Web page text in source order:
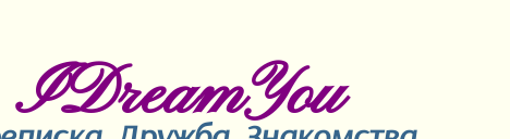
IDreamYou